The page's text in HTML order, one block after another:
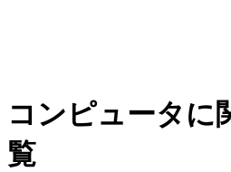
コンピュータに
覧